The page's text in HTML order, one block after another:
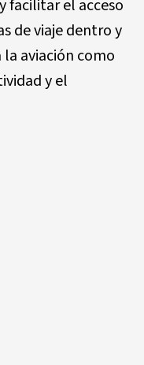
facilitar el acceso
de viaje dentro y
aviación como
y el